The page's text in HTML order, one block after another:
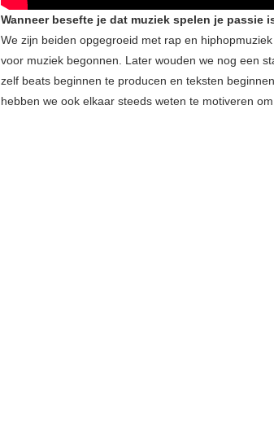
Wanneer besefte je dat muziek spelen je passie
We zijn beiden opgegroeid met rap en
voor muziek begonnen. Later wouden we nog een
zelf beats beginnen te producen en teksten
hebben we ook elkaar steeds weten te motiveren